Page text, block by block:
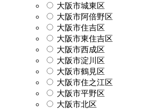
大阪市城東区
大阪市阿倍野区
大阪市住吉区
大阪市東住吉区
大阪市西成区
大阪市淀川区
大阪市鶴見区
大阪市住之江区
大阪市平野区
大阪市北区